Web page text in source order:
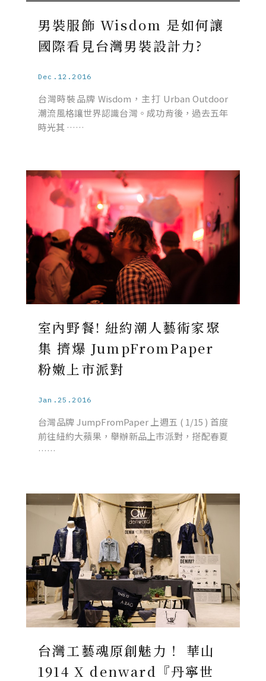
男裝服飾 Wisdom 是如何讓
國際看見台灣男裝設計力?
Dec.12.2016
台灣時裝品牌 Wisdom，主打 Urban Outdoor
潮流風格讓世界認識台灣。成功背後，過去五年
時光其 ……
室內野餐! 紐約潮人藝術家聚
集 擠爆 JumpFromPaper
粉嫩上市派對
Jan.25.2016
台灣品牌 JumpFromPaper 上週五 ( 1/15 ) 首度
前往紐約大蘋果，舉辦新品上市派對，搭配春夏
……
台灣工藝魂原創魅力！ 華山
1914 X denward『丹寧世